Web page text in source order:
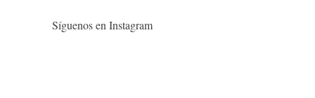
Síguenos en Instagram